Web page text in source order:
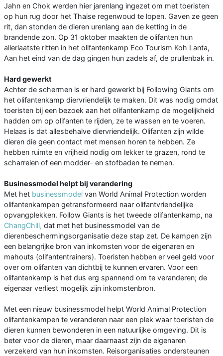
Jahn en Chok werden hier jarenlang ingezet om met toeristen
op hun rug door het Thaise regenwoud te lopen. Gaven ze geen
rit, dan stonden de dieren urenlang aan de ketting in de
brandende zon. Op 31 oktober maakten de olifanten hun
allerlaatste ritten in het olifantenkamp Eco Tourism Koh Lanta,
Aan het eind van de dag gingen hun zadels af, de prullenbak in.
Hard gewerkt
Achter de schermen is er hard gewerkt bij Following Giants om
het olifantenkamp diervriendelijk te maken. Dit was nodig omdat
toeristen bij een bezoek aan het olifantenkamp de mogelijkheid
hadden om op olifanten te rijden, ze te wassen en te voeren.
Helaas is dat allesbehalve diervriendelijk. Olifanten zijn wilde
dieren die geen contact met mensen horen te hebben. Ze
hebben ruimte en vrijheid nodig om lekker te grazen, rond te
scharrelen of een modder- en stofbaden te nemen.
Businessmodel helpt bij verandering
Met het businessmodel van World Animal Protection worden
olifantenkampen getransformeerd naar olifantvriendelijke
opvangplekken. Follow Giants is het tweede olifantenkamp, na
ChangChill, dat met het businessmodel van de
dierenbeschermingsorganisatie deze stap zet. De kampen zijn
een belangrijke bron van inkomsten voor de eigenaren en
mahouts (olifantentrainers). Toeristen hebben er veel geld voor
over om olifanten van dichtbij te kunnen ervaren. Voor een
olifantenkamp is het dus erg spannend om te veranderen; de
eigenaar verliest mogelijk zijn inkomstenbron.
Met een nieuw businessmodel helpt World Animal Protection
olifantenkampen te veranderen naar een plek waar toeristen de
dieren kunnen bewonderen in een natuurlijke omgeving. Dit is
beter voor de dieren, maar daarnaast zijn de eigenaren
verzekerd van hun inkomsten. Reisorganisaties ondersteunen